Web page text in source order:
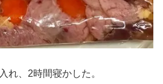
れ、2時間寝かした。